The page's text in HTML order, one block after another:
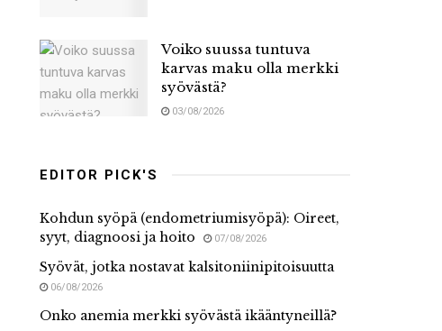
Voiko suussa tuntuva
karvas maku olla merkki
syövästä?
03/08/2026
EDITOR PICK'S
Kohdun syöpä (endometriumisyöpä): Oireet,
syyt, diagnoosi ja hoito
07/08/2026
Syövät, jotka nostavat kalsitoniinipitoisuutta
06/08/2026
Onko anemia merkki syövästä ikääntyneillä?